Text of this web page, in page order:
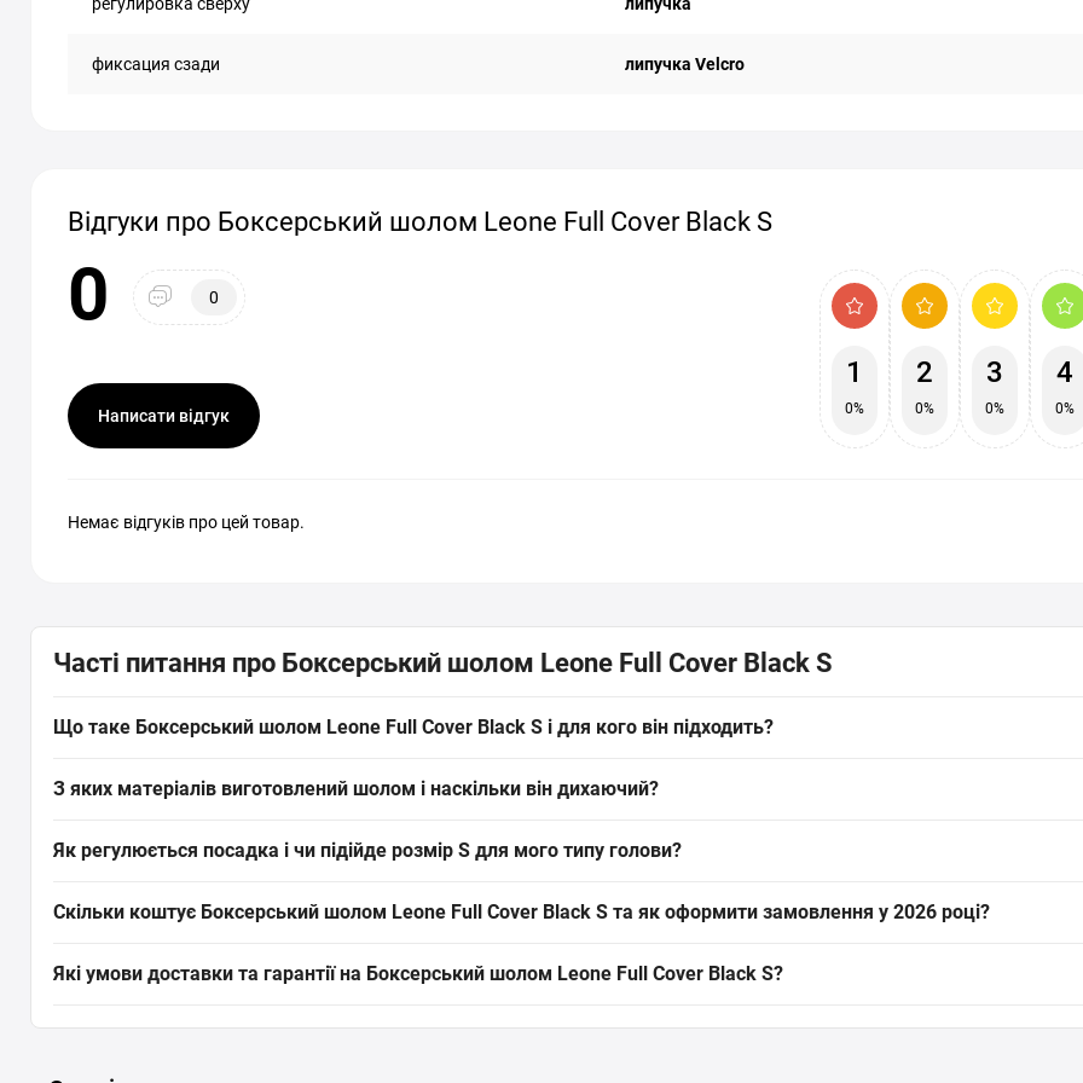
фиксация сзади липучка Velcro
Відгуки про Боксерський шолом Leone Full Cover Black S
0 0
Написати відгук
1
0%
2
0%
3
0%
4
0%
Немає відгуків про цей товар.
Часті питання про Боксерський шолом Leone Full Cover Black S
Що таке Боксерський шолом Leone Full Cover Black S і для кого він підходить?
спарингів і тренувань бійців початкового та середнього рівня, хто цінує довговічність і амортизацію ударів.
З яких матеріалів виготовлений шолом і наскільки він дихаючий?
не запарюється; шкіра забезпечує зносостійкість, а тканина відводить вологу під час тренувань.
Як регулюється посадка і чи підійде розмір S для мого типу голови?
голови і порівняйте зі звичними боксерськими розмірами, аби отримати щільну, але комфортну фіксацію.
Скільки коштує Боксерський шолом Leone Full Cover Black S та як оформити замовлення у 2026 році?
цей товар з категорії «Шоломи боксерські» прямо на сайті інтернет-магазину SPORTSTART.com.ua. Дані про наявність та
Які умови доставки та гарантії на Боксерський шолом Leone Full Cover Black S?